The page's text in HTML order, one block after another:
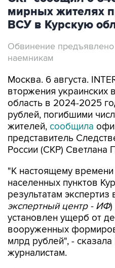
мирных жителях
ВСУ в Курскую
Обвинение
наемникам
Москва. 6 августа.
вторжения украинских
область в 2024-2025
рублей, погибшими
жителей, сообщила
представитель
России (СКР) Светлана
"К настоящему
населенных пунктов
результатам
экспертный центр - ИФ
установлен ущерб от
вооруженных
млрд рублей", -
журналистам.